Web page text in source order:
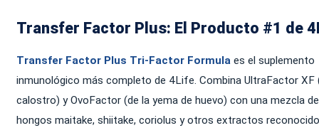
Transfer Factor Plus: El Producto #1 de
Transfer Factor Plus Tri-Factor Formula es el suplemento
inmunológico más completo de 4Life. Combina UltraFactor XF
calostro) y OvoFactor (de la yema de huevo) con una mezcla de
hongos maitake, shiitake, coriolus y otros extractos